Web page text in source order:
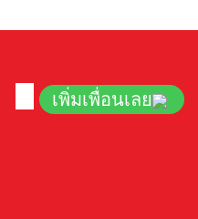
เพิ่มเพื่อนเลย